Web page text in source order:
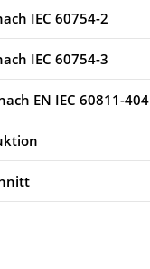
IEC 60754-2
IEC 60754-3
EN IEC 60811-404